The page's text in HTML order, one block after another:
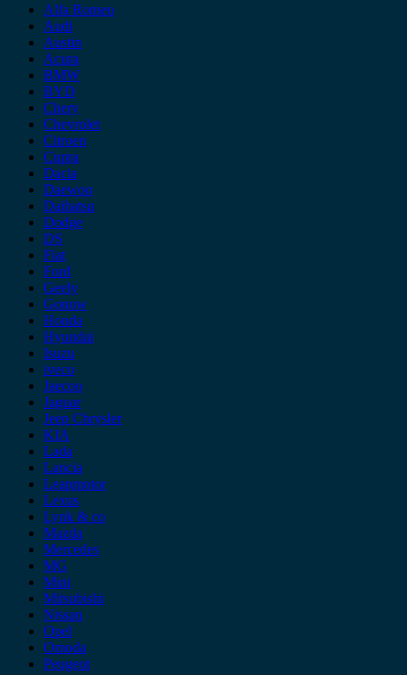
Alfa Romeo
Audi
Austin
Acura
BMW
BYD
Chery
Chevrolet
Citroen
Cupra
Dacia
Daewoo
Daihatsu
Dodge
DS
Fiat
Ford
Geely
Gonow
Honda
Hyundai
Isuzu
iveco
Jaecoo
Jaguar
Jeep Chrysler
KIA
Lada
Lancia
Leapmotor
Lexus
Lynk & co
Mazda
Mercedes
MG
Mini
Mitsubishi
Nissan
Opel
Omoda
Peugeot